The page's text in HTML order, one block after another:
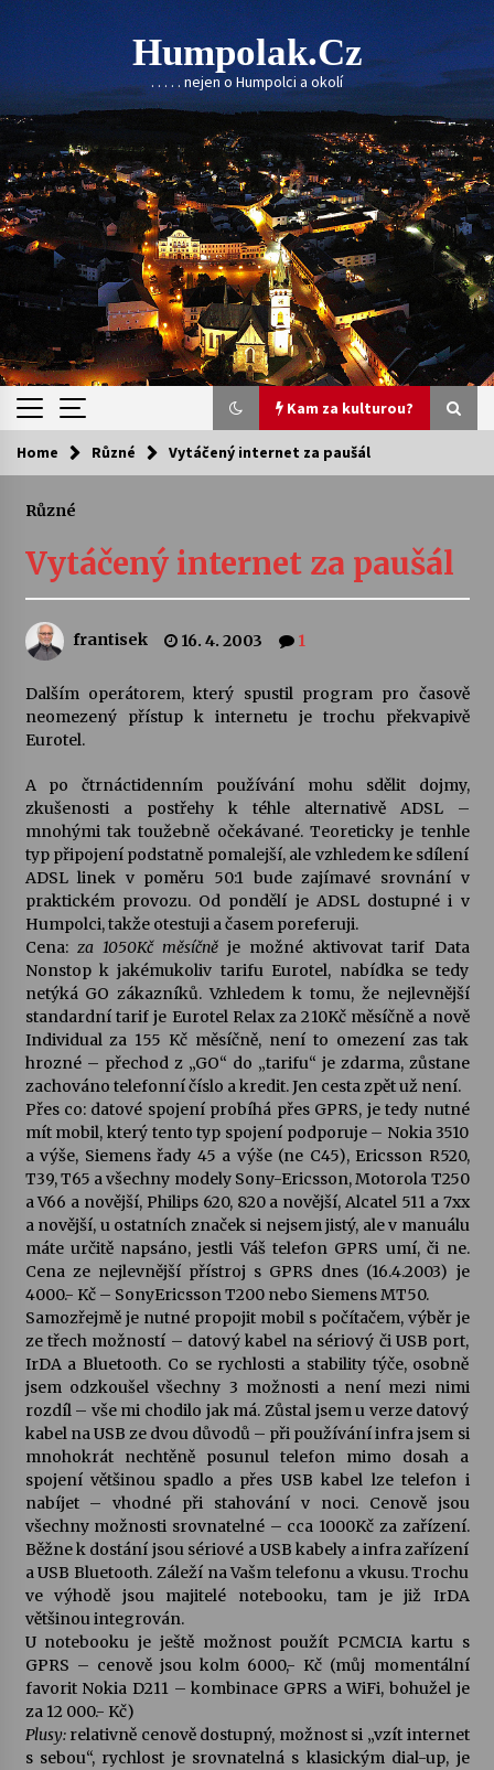
Skip
to
content
Humpolak.cz
. . . . . nejen o Humpolci a okolí
Kam za kulturou?
Kam za kulturou?
Sukuba Ensemble
4. 8. 2026
Vernisáž výstavy Josefíny Duškové: Stávám se
kapkou
Pozvánka na integrační festival Quijotova
šedesátka: 28. 7.–1. 8. 2026
28. 7. 2026
Letní koncerty ve Stromovce: Kolchoz a
Jenakaši
28. 7. 2026
Votavžatský ploty
23. 7. 2026
Letní koncerty ve Stromovce: Rufus Miller
22. 7. 2026
Vysočinka
17. 7. 2026
Ozvěny prázdnin
14. 7. 2026
Za kulturou kousek za Humpolec. V Želivě ožije
odkaz Josefa Čapka
13. 7. 2026
Varhanní recitál Michala Novenka v Klášteře
Želiv
3. 7. 2026
Petr Adamec – Malovaný svět
30. 6. 2026
Home Různé Vytáčený internet za paušál
Různé
Vytáčený internet za paušál
frantisek 16. 4. 2003 1
Dalším operátorem, který spustil program pro časově
neomezený přístup k internetu je trochu překvapivě
Eurotel.
A po čtrnáctidenním používání mohu sdělit dojmy,
zkušenosti a postřehy k téhle alternativě ADSL –
mnohými tak toužebně očekávané. Teoreticky je tenhle
typ připojení podstatně pomalejší, ale vzhledem ke sdílení
ADSL linek v poměru 50:1 bude zajímavé srovnání v
praktickém provozu. Od pondělí je ADSL dostupné i v
Humpolci, takže otestuji a časem poreferuji.
Cena: za 1050Kč měsíčněje možné aktivovat tarif Data
Nonstop k jakémukoliv tarifu Eurotel, nabídka se tedy
netýká GO zákazníků. Vzhledem k tomu, že nejlevnější
standardní tarif je Eurotel Relax za 210Kč měsíčně a nově
Individual za 155 Kč měsíčně, není to omezení zas tak
hrozné – přechod z „GO“ do „tarifu“ je zdarma, zůstane
zachováno telefonní číslo a kredit. Jen cesta zpět už není.
Přes co: datové spojení probíhá přes GPRS, je tedy nutné
mít mobil, který tento typ spojení podporuje – Nokia 3510
a výše, Siemens řady 45 a výše (ne C45), Ericsson R520,
T39, T65 a všechny modely Sony-Ericsson, Motorola T250
a V66 a novější, Philips 620, 820 a novější, Alcatel 511 a 7xx
a novější, u ostatních značek si nejsem jistý, ale v manuálu
máte určitě napsáno, jestli Váš telefon GPRS umí, či ne.
Cena ze nejlevnější přístroj s GPRS dnes (16.4.2003) je
4000.- Kč – SonyEricsson T200 nebo Siemens MT50.
Samozřejmě je nutné propojit mobil s počítačem, výběr je
ze třech možností – datový kabel na sériový či USB port,
IrDA a Bluetooth. Co se rychlosti a stability týče, osobně
jsem odzkoušel všechny 3 možnosti a není mezi nimi
rozdíl – vše mi chodilo jak má. Zůstal jsem u verze datový
kabel na USB ze dvou důvodů – při používání infra jsem si
mnohokrát nechtěně posunul telefon mimo dosah a
spojení většinou spadlo a přes USB kabel lze telefon i
nabíjet – vhodné při stahování v noci. Cenově jsou
všechny možnosti srovnatelné – cca 1000Kč za zařízení.
Běžne k dostání jsou sériové a USB kabely a infra zařízení
a USB Bluetooth. Záleží na Vašm telefonu a vkusu. Trochu
ve výhodě jsou majitelé notebooku, tam je již IrDA
většinou integrován.
U notebooku je ještě možnost použít PCMCIA kartu s
GPRS – cenově jsou kolm 6000,- Kč (můj momentální
favorit Nokia D211 – kombinace GPRS a WiFi, bohužel je
za 12 000.- Kč)
Plusy:relativně cenově dostupný, možnost si „vzít internet
s sebou“, rychlost je srovnatelná s klasickým dial-up, je